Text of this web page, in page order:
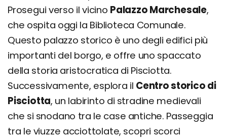
Prosegui verso il vicino Palazzo Marchesale,
che ospita oggi la Biblioteca Comunale.
Questo palazzo storico è uno degli edifici più
importanti del borgo, e offre uno spaccato
della storia aristocratica di Pisciotta.
Successivamente, esplora il Centro storico di
Pisciotta, un labirinto di stradine medievali
che si snodano tra le case antiche. Passeggia
tra le viuzze acciottolate, scopri scorci